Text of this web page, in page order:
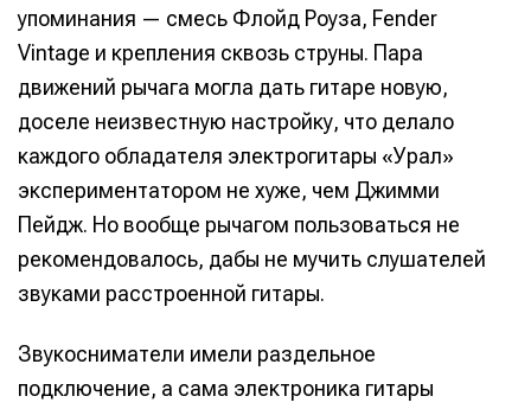
упоминания — смесь Флойд Роуза, Fender
Vintage и крепления сквозь струны. Пара
движений рычага могла дать гитаре новую,
доселе неизвестную настройку, что делало
каждого обладателя электрогитары «Урал»
экспериментатором не хуже, чем Джимми
Пейдж. Но вообще рычагом пользоваться не
рекомендовалось, дабы не мучить слушателей
звуками расстроенной гитары.
Звукосниматели имели раздельное
подключение, а сама электроника гитары